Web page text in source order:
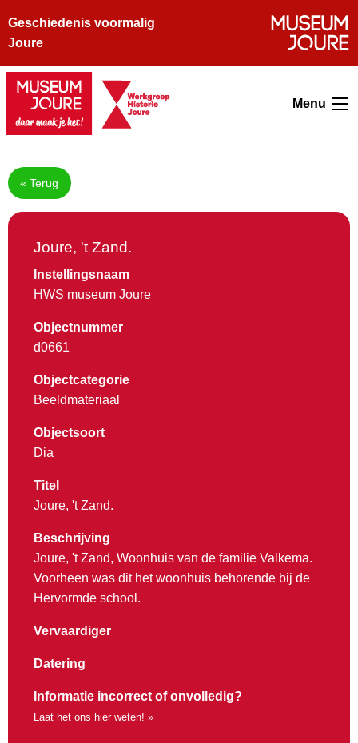
Geschiedenis voormalig
Joure
Menu
« Terug
Joure, 't Zand.
Instellingsnaam
HWS museum Joure
Objectnummer
d0661
Objectcategorie
Beeldmateriaal
Objectsoort
Dia
Titel
Joure, 't Zand.
Beschrijving
Joure, 't Zand, Woonhuis van de familie Valkema.
Voorheen was dit het woonhuis behorende bij de
Hervormde school.
Vervaardiger
Datering
Informatie incorrect of onvolledig?
Laat het ons hier weten! »